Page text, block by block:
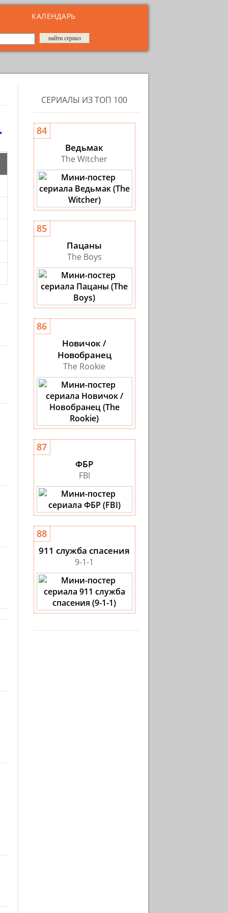
КАЛЕНДАРЬ
СЕРИАЛЫ ИЗ ТОП 100
84
Ведьмак
The Witcher
85
Пацаны
The Boys
86
Новичок /
Новобранец
The Rookie
87
ФБР
FBI
88
911 служба спасения
9-1-1